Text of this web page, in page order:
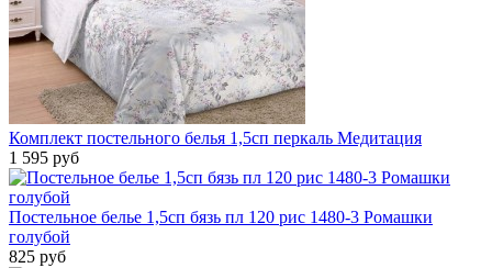
Комплект постельного белья 1,5сп перкаль Медитация
1 595 руб
Постельное белье 1,5сп бязь пл 120 рис 1480-3 Ромашки
голубой
825 руб